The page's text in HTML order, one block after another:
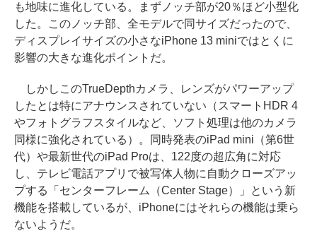
も地味に進化している。まずノッチ部が20％ほど小型化
した。このノッチ部、全モデルで同サイズだったので、
ディスプレイサイズの小さなiPhone 13 miniではとくに
影響の大きな進化ポイントだ。
しかしこのTrueDepthカメラ、レンズがパワーアップ
したとは特にアナウンスされていない（スマートHDR 4
やフォトグラフスタイルなど、ソフト処理は他のカメラ
同様に強化されている）。同時発表のiPad mini（第6世
代）や最新世代のiPad Proは、122度の超広角に対応
し、テレビ電話アプリで被写体人物に自動クローズアッ
プする「センターフレーム（Center Stage）」という新
機能を搭載しているが、iPhoneにはそれらの機能は乗ら
ないようだ。